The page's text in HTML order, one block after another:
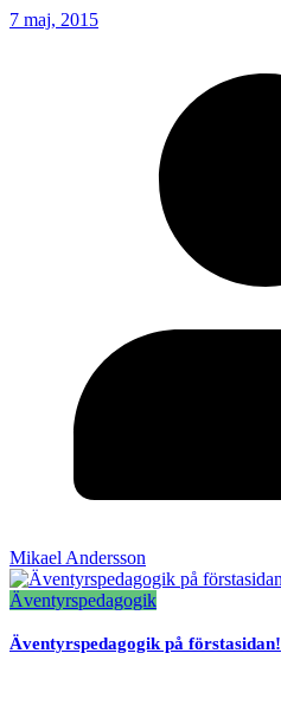
7 maj, 2015
Mikael Andersson
Äventyrspedagogik
Äventyrspedagogik på förstasidan!